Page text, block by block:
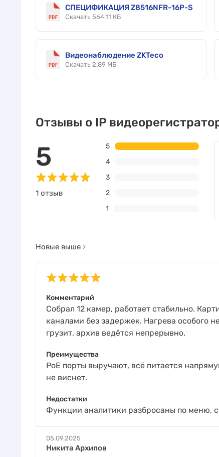
СПЕЦИФИКАЦИЯ Z8516NFR-16P-S
Скачать 564.11 КБ
Видеонаблюдение ZKTeco
Скачать 2.89 МБ
Отзывы о IP
5
1 отзыв
5
4
3
2
1
Новые выше
Комментарий
Собрал 12 камер, работает стабильно.
каналами без задержек. Нагрева особого
грузит, архив ведётся непрерывно.
Преимущества
PoE порты выручают, всё питается
не виснет.
Недостатки
Функции аналитики разбросаны по меню,
05.09.2025
Никита Архипов